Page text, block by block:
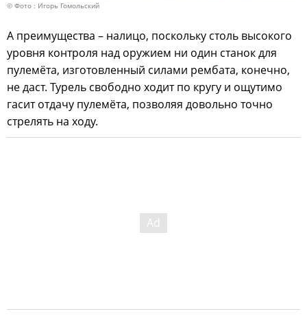
© Фото : Игорь Гомольский
А преимущества – налицо, поскольку столь высокого
уровня контроля над оружием ни один станок для
пулемёта, изготовленный силами рембата, конечно,
не даст. Турель свободно ходит по кругу и ощутимо
гасит отдачу пулемёта, позволяя довольно точно
стрелять на ходу.